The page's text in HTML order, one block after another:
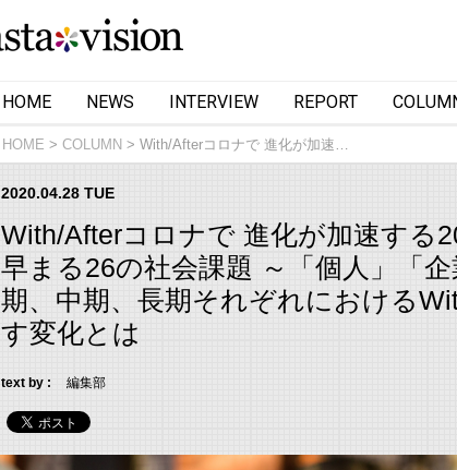
HOME NEWS INTERVIEW REPORT
HOME COLUMN With/Afterコロナで 進化が加速…
2020.04.28 TUE
With/Afterコロナで 進化が加速する
早まる26の社会課題 ～「個人」「
期、中期、長期それぞれにおける
す変化とは
text by : 編集部